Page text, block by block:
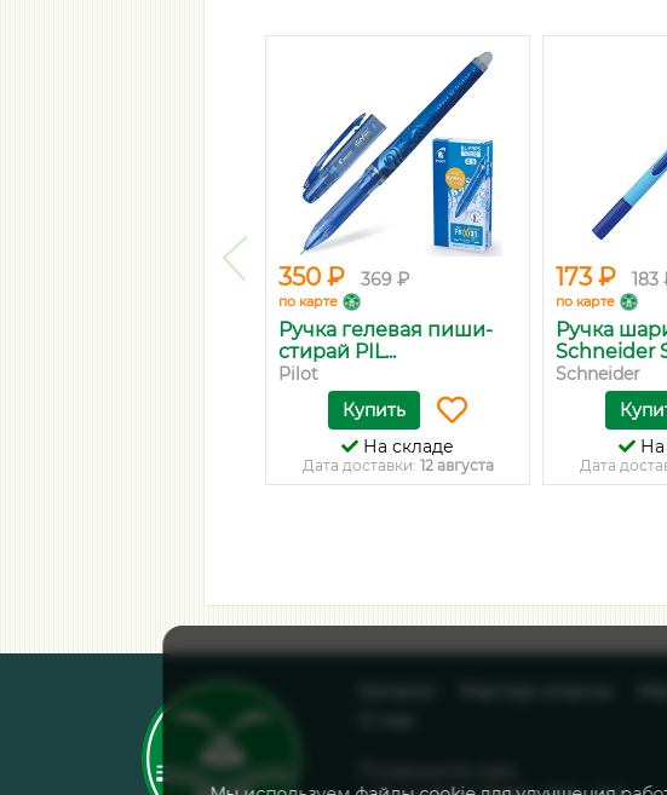
350 ₽ 369 ₽
по карте
Ручка гелевая пиши-
стирай PIL...
Pilot
Купить
На складе
Дата доставки: 12 августа
173 ₽ 183
по карте
Ручка
Schneider
Schneider
На
Дата